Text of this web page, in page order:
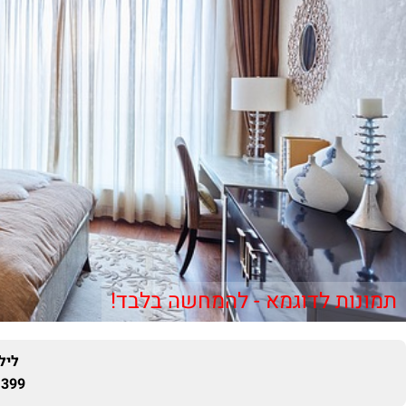
תמונות לדוגמא - להמחשה בלבד!
399 ₪